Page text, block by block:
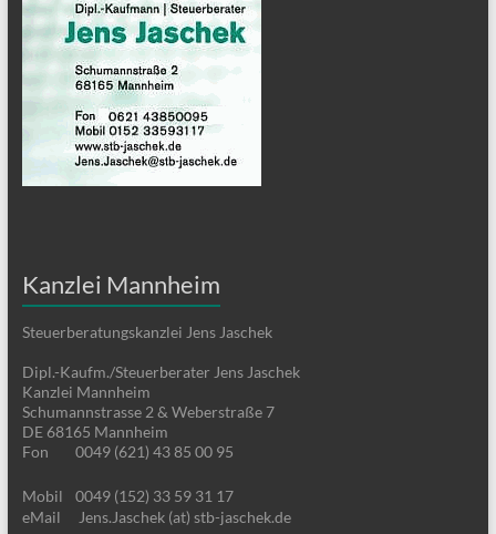
Kanzlei Mannheim
Steuerberatungskanzlei Jens Jaschek
Dipl.-Kaufm./Steuerberater Jens Jaschek
Kanzlei Mannheim
Schumannstrasse 2 & Weberstraße 7
DE 68165 Mannheim
Fon
0049 (621) 43 85 00 95
Mobil
0049 (152) 33 59 31 17
eMail
Jens.Jaschek (at) stb-jaschek.de